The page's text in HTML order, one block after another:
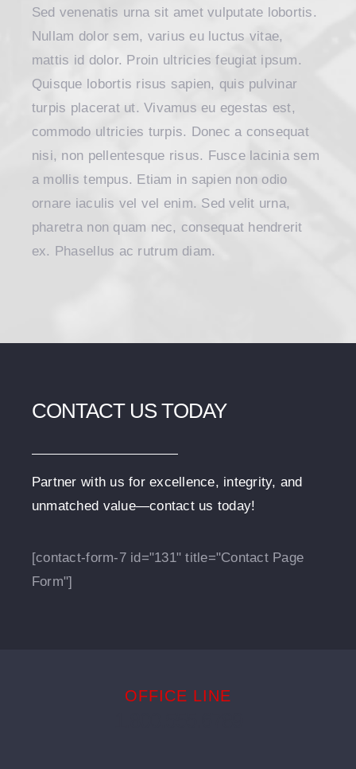
Sed venenatis urna sit amet vulputate lobortis.
Nullam dolor sem, varius eu luctus vitae,
mattis id dolor. Proin ultricies feugiat ipsum.
Quisque lobortis risus sapien, quis pulvinar
turpis placerat ut. Vivamus eu egestas est,
commodo ultricies turpis. Donec a consequat
nisi, non pellentesque risus. Fusce lacinia sem
a mollis tempus. Etiam in sapien non odio
ornare iaculis vel vel enim. Sed velit urna,
pharetra non quam nec, consequat hendrerit
ex. Phasellus ac rutrum diam.
CONTACT US TODAY
Partner with us for excellence, integrity, and
unmatched value—contact us today!
[contact-form-7 id="131" title="Contact Page
Form"]
OFFICE LINE